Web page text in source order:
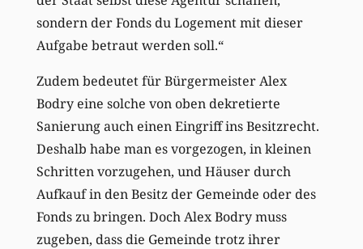
sondern der Fonds du Logement mit dieser
Aufgabe betraut werden soll.“
Zudem bedeutet für Bürgermeister Alex
Bodry eine solche von oben dekretierte
Sanierung auch einen Eingriff ins Besitzrecht.
Deshalb habe man es vorgezogen, in kleinen
Schritten vorzugehen, und Häuser durch
Aufkauf in den Besitz der Gemeinde oder des
Fonds zu bringen. Doch Alex Bodry muss
zugeben, dass die Gemeinde trotz ihrer